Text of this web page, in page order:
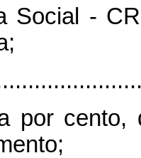
Social -
por cento,